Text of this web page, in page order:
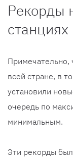
Рекорды
станциях
Примечательно,
всей стране, в
установили
очередь по
минимальным.
Эти рекорды